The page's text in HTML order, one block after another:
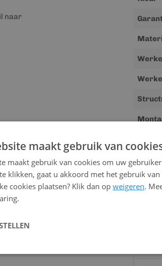
naar
maakt gebruik van
maakt gebruik van cookies om uw
klikken, gaat u akkoord met het gebruik
cookies plaatsen? Klik dan op weigeren.